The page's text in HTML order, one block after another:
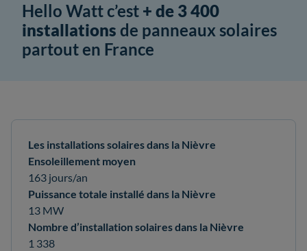
Hello Watt c’est + de 3 400
installations de panneaux solaires
partout en France
Les installations solaires dans la Nièvre
Ensoleillement moyen
163 jours/an
Puissance totale installé dans la Nièvre
13 MW
Nombre d’installation solaires dans la Nièvre
1 338